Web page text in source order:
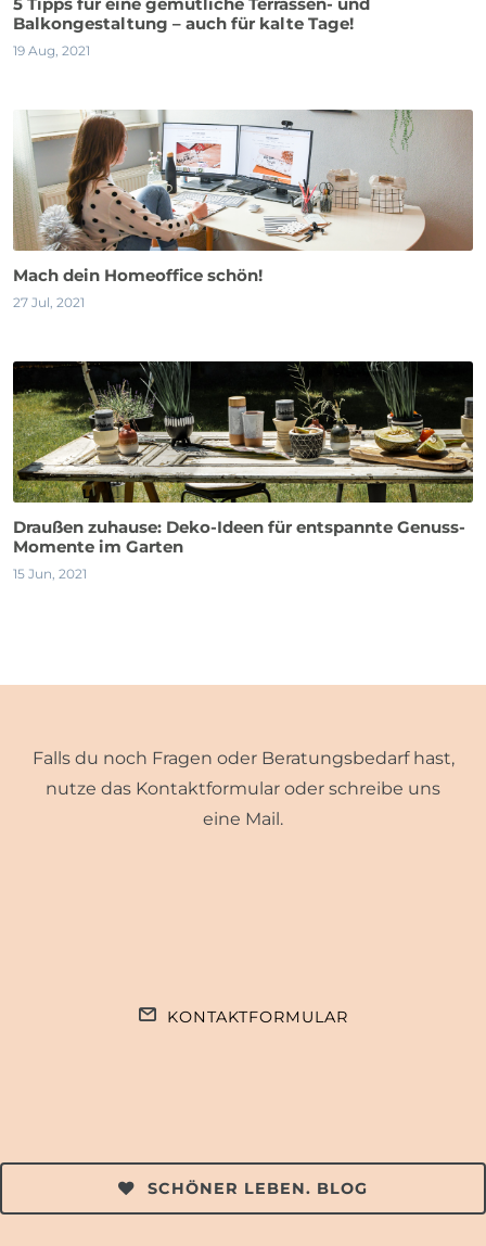
5 Tipps für eine gemütliche Terrassen- und
Balkongestaltung – auch für kalte Tage!
19 Aug, 2021
Mach dein Homeoffice schön!
27 Jul, 2021
Draußen zuhause: Deko-Ideen für entspannte Genuss-
Momente im Garten
15 Jun, 2021
Falls du noch Fragen oder Beratungsbedarf hast,
nutze das Kontaktformular oder schreibe uns
eine Mail.
KONTAKTFORMULAR
SCHÖNER LEBEN. BLOG